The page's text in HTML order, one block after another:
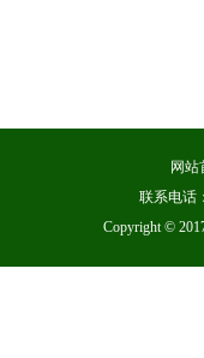
网站
联系电话
Copyright ©